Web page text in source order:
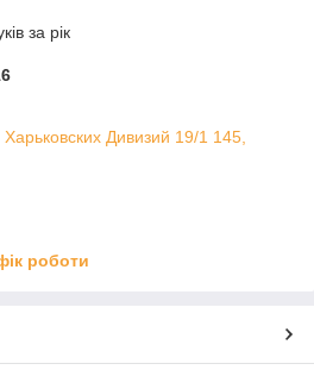
за рік
Дивизий 19/1 145,
роботи